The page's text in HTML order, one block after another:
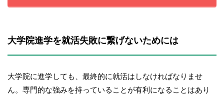
大学院進学を就活失敗に繋げないためには
大学院に進学しても、最終的に就活はしなければなりませ
ん。専門的な強みを持っていることが有利になることはあり